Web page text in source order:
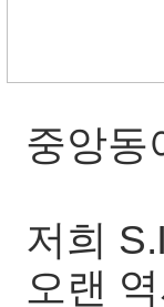
중앙동
저희
오랜